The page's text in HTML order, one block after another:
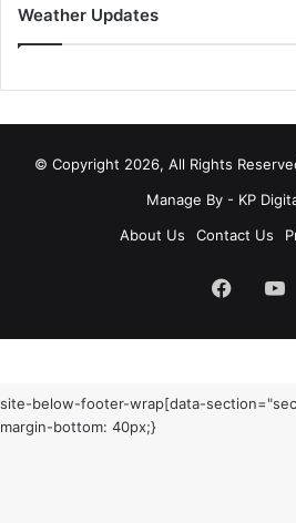
Weather Updates
© Copyright 2026, All Rights
Manage By - KP
About Us
Contact Us
site-below-footer-wrap[data-
margin-bottom: 40px;}